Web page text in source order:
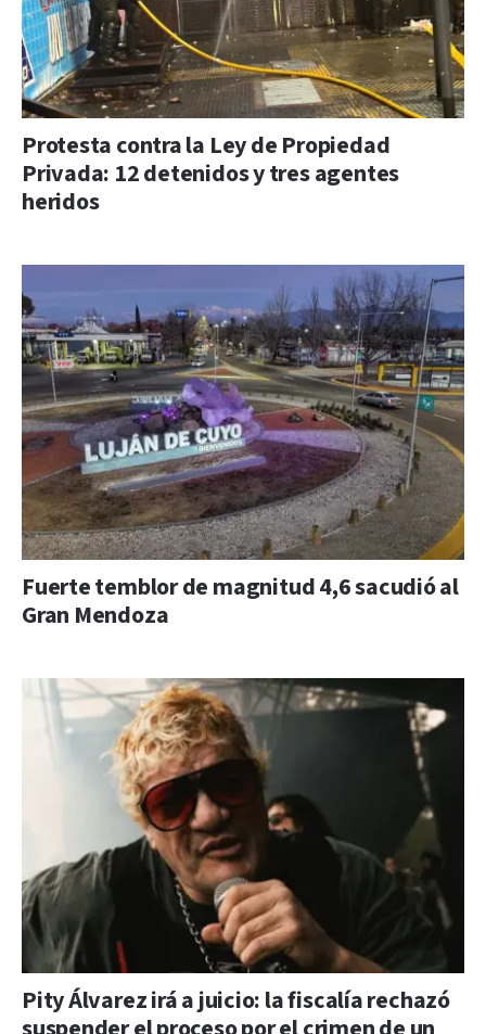
Protesta contra la Ley de Propiedad
Privada: 12 detenidos y tres agentes
heridos
Fuerte temblor de magnitud 4,6 sacudió al
Gran Mendoza
Pity Álvarez irá a juicio: la fiscalía rechazó